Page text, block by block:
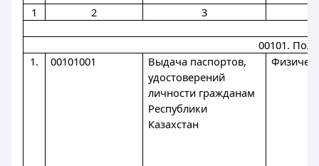
1 2 3
00101.
1.
00101001
Выдача паспортов,
удостоверений
личности гражданам
Республики
Казахстан